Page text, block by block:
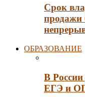
Срок
ОБРАЗОВАНИЕ
В России
ЕГЭ и